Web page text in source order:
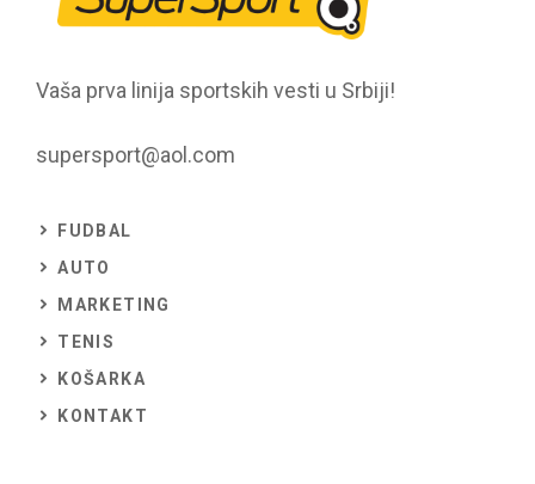
Vaša prva linija sportskih vesti u Srbiji!
supersport@aol.com
FUDBAL
AUTO
MARKETING
TENIS
KOŠARKA
KONTAKT